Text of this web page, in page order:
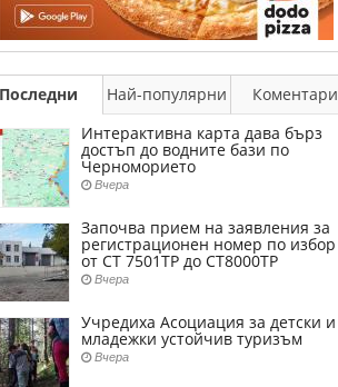
Последни Най-популярни
Коментари
Интерактивна карта дава бърз
достъп до водните бази по
Черноморието
Вчера
Започва прием на заявления за
регистрационен номер по избор
от СТ 7501ТР до СТ8000ТР
Вчера
Учредиха Асоциация за детски и
младежки устойчив туризъм
Вчера